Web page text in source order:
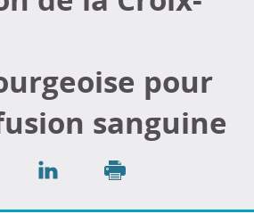
pour
sanguine
Partager
Partager